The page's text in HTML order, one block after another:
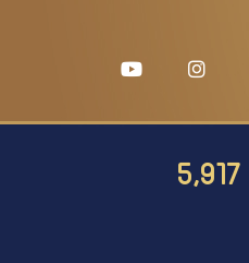
5,917